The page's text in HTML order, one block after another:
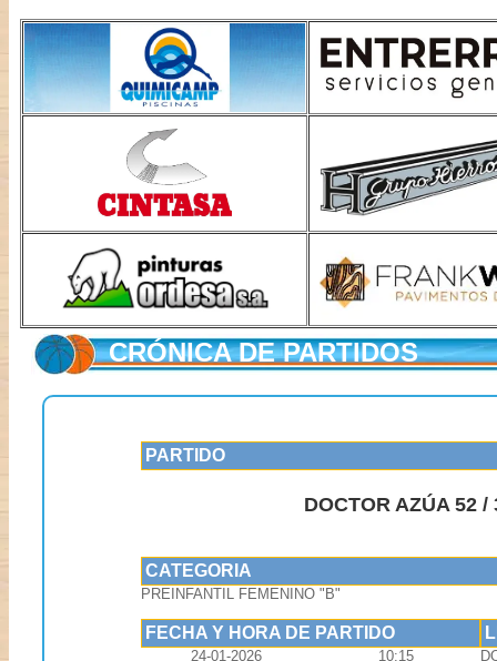
CRÓNICA DE PARTIDOS
PARTIDO
DOCTOR AZÚA 52 /
CATEGORIA
PREINFANTIL FEMENINO "B"
FECHA Y HORA DE PARTIDO
24-01-2026 10:15